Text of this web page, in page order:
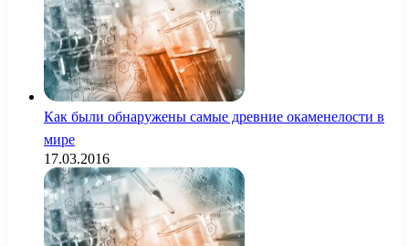
Как были обнаружены самые древние окаменелости в
мире
17.03.2016